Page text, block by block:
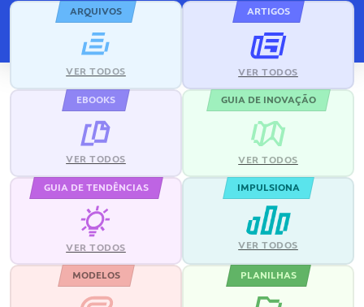
ARQUIVOS
VER TODOS
ARTIGOS
VER TODOS
EBOOKS
VER TODOS
GUIA DE INOVAÇÃO
VER TODOS
GUIA DE TENDÊNCIAS
VER TODOS
IMPULSIONA
VER TODOS
MODELOS PLANILHAS